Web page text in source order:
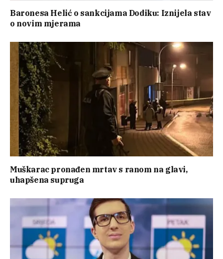
Baronesa Helić o sankcijama Dodiku: Iznijela stav
o novim mjerama
Muškarac pronađen mrtav s ranom na glavi,
uhapšena supruga